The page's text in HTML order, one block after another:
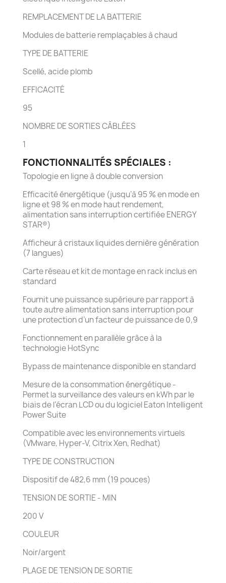
REMPLACEMENT DE LA BATTERIE
Modules de batterie remplaçables à chaud
TYPE DE BATTERIE
Scellé, acide plomb
EFFICACITÉ
95
NOMBRE DE SORTIES CÂBLÉES
1
FONCTIONNALITÉS SPÉCIALES :
Topologie en ligne à double conversion
Efficacité énergétique (jusqu’à 95 % en mode en
ligne et 98 % en mode haut rendement,
alimentation sans interruption certifiée ENERGY
STAR®)
Afficheur à cristaux liquides dernière génération
(7 langues)
Carte réseau et kit de montage en rack inclus en
standard
Fournit une puissance supérieure par rapport à
toute autre alimentation sans interruption pour
une protection d’un facteur de puissance de 0,9
Fonctionnement en parallèle grâce à la
technologie HotSync
Bypass de maintenance disponible en standard
Mesure de la consommation énergétique -
Permet la surveillance des valeurs en kWh par le
biais de l’écran LCD ou du logiciel Eaton Intelligent
Power Suite
Compatible avec les environnements virtuels
(VMware, Hyper-V, Citrix Xen, Redhat)
TYPE DE CONSTRUCTION
Dispositif de 482,6 mm (19 pouces)
TENSION DE SORTIE - MIN
200 V
COULEUR
Noir/argent
PLAGE DE TENSION DE SORTIE